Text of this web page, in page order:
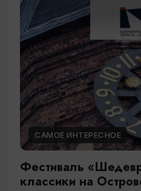
САМОЕ ИНТЕРЕСНОЕ
Фестиваль
классики на